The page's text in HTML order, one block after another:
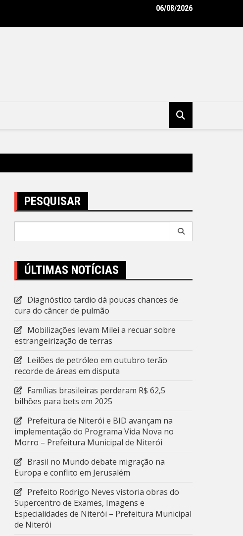
Prefeito Rodrigo Neves vistoria obras do Supercentro de Exames,
06/08/2026
PESQUISAR
ÚLTIMAS NOTÍCIAS
Diagnóstico tardio dá poucas chances de
cura do câncer de pulmão
Mobilizações levam Milei a recuar sobre
estrangeirização de terras
Leilões de petróleo em outubro terão
recorde de áreas em disputa
Famílias brasileiras perderam R$ 62,5
bilhões para bets em 2025
Prefeitura de Niterói e BID avançam na
implementação do Programa Vida Nova no
Morro – Prefeitura Municipal de Niterói
Brasil no Mundo debate migração na
Europa e conflito em Jerusalém
Prefeito Rodrigo Neves vistoria obras do
Supercentro de Exames, Imagens e
Especialidades de Niterói – Prefeitura Municipal
de Niterói